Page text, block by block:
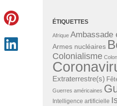
ÉTIQUETTES
Afrique Ambassade
Armes nucléaires
Colonialisme
Extraterrestre(s)
Guerres américaines
Intelligence artificielle